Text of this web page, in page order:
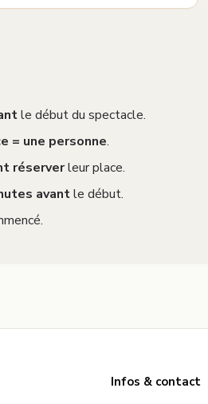
le début du spectacle.
= une personne.
réserverleur place.
avantle début.
Infos & contact